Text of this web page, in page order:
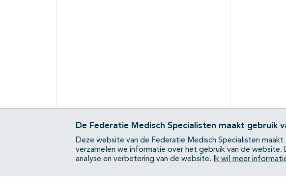
De Federatie Medisch Specialisten maakt gebruik
Deze website van de Federatie Medisch Specialisten maakt
verzamelen we informatie over het gebruik van de
analyse en verbetering van de website.
Ik wil meer